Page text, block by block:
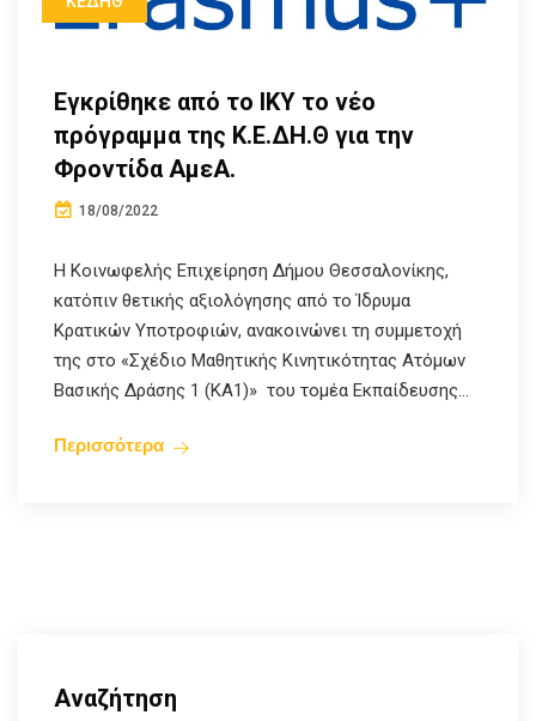
Εγκρίθηκε από το ΙΚΥ το νέο
πρόγραμμα της Κ.Ε.ΔΗ.Θ για την
Φροντίδα ΑμεΑ.
18/08/2022
Η Κοινωφελής Επιχείρηση Δήμου Θεσσαλονίκης,
κατόπιν θετικής αξιολόγησης από το Ίδρυμα
Κρατικών Υποτροφιών, ανακοινώνει τη συμμετοχή
της στο «Σχέδιο Μαθητικής Κινητικότητας Ατόμων
Βασικής Δράσης 1 (ΚΑ1)» του τομέα Εκπαίδευσης...
Περισσότερα
Αναζήτηση